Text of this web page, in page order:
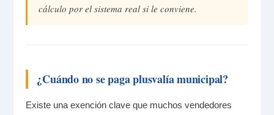
cálculo por el sistema real si le conviene.
¿Cuándo no se paga plusvalía municipal?
Existe una exención clave que muchos vendedores